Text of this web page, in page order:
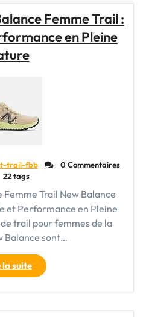
à
Prix
Femme Trail :
en Pleine
trail-fbb
0 Commentaires
22 tags
Trail New Balance
et Performance en Pleine
trail pour femmes de la
Balance sont…
la suite"Chaussures
New
Balance